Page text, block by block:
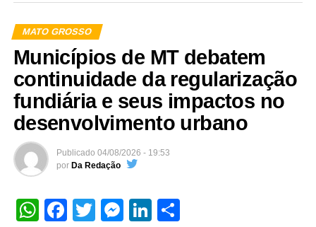
Nesta sexta-feira (7), a Lei Maria da Penha (lei nº 11.340)
completa 20 anos de promulgação. Considerada pela
Organização das Nações Unidas (ONU) como uma das
defesa dos direitos das mulheres, ela ainda enfrenta
muitos entraves para ser colocada em prática.
O reflexo dessas dificuldades bate à porta de Mato
Grosso, afinal, de acordo com 20º Anuário Brasileiro de
MATO GROSSO
Municípios de MT debatem
continuidade da regularização
fundiária e seus impactos no
desenvolvimento urbano
Publicado 04/08/2026 - 19:53
por Da Redação
WhatsApp
Facebook
TwitterMessenger
LinkedIn